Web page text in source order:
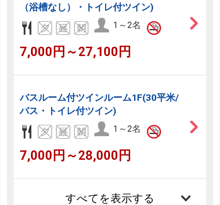
（浴槽なし）・トイレ付ツイン)
1～2名
7,000円～27,100円
バスルーム付ツインルーム1F(30平米/
バス・トイレ付ツイン)
1～2名
7,000円～28,000円
すべてを表示する